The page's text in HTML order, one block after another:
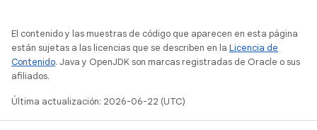
El contenido y las muestras de código que aparecen en esta página
están sujetas a las licencias que se describen en la Licencia de
Contenido. Java y OpenJDK son marcas registradas de Oracle o sus
afiliados.
Última actualización: 2026-06-22 (UTC)